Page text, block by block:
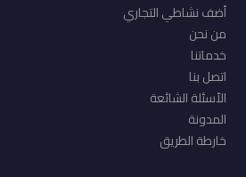
أضف نشاطي التجاري
من نحن
خدماتنا
اتصل بنا
الأسئلة الشائعة
المدونة
خارطة الطريق